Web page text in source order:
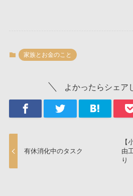
家族とお金のこと
よかったらシェア
有休消化中のタスク
【
由
り